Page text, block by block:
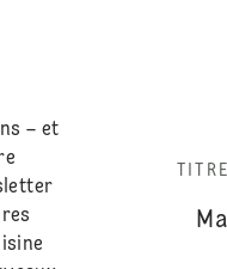
– et
TITRE